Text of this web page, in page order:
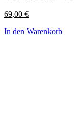
69,00 €
In den Warenkorb